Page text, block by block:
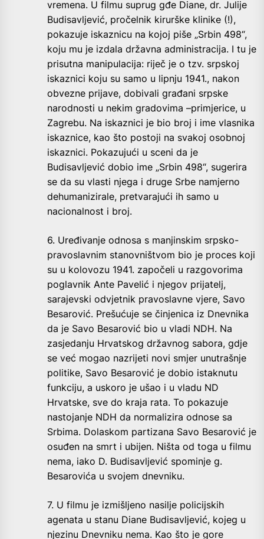
vremena. U filmu suprug gđe Diane, dr. Julije
Budisavljević, pročelnik kirurške klinike (!),
pokazuje iskaznicu na kojoj piše „Srbin 498“,
koju mu je izdala državna administracija. I tu je
prisutna manipulacija: riječ je o tzv. srpskoj
iskaznici koju su samo u lipnju 1941., nakon
obvezne prijave, dobivali građani srpske
narodnosti u nekim gradovima –primjerice, u
Zagrebu. Na iskaznici je bio broj i ime vlasnika
iskaznice, kao što postoji na svakoj osobnoj
iskaznici. Pokazujući u sceni da je
Budisavljević dobio ime „Srbin 498“, sugerira
se da su vlasti njega i druge Srbe namjerno
dehumanizirale, pretvarajući ih samo u
nacionalnost i broj.
6. Uređivanje odnosa s manjinskim srpsko-
pravoslavnim stanovništvom bio je proces koji
su u kolovozu 1941. započeli u razgovorima
poglavnik Ante Pavelić i njegov prijatelj,
sarajevski odvjetnik pravoslavne vjere, Savo
Besarović. Prešućuje se činjenica iz Dnevnika
da je Savo Besarović bio u vladi NDH. Na
zasjedanju Hrvatskog državnog sabora, gdje
se već mogao nazrijeti novi smjer unutrašnje
politike, Savo Besarović je dobio istaknutu
funkciju, a uskoro je ušao i u vladu ND
Hrvatske, sve do kraja rata. To pokazuje
nastojanje NDH da normalizira odnose sa
Srbima. Dolaskom partizana Savo Besarović je
osuđen na smrt i ubijen. Ništa od toga u filmu
nema, iako D. Budisavljević spominje g.
Besarovića u svojem dnevniku.
7. U filmu je izmišljeno nasilje policijskih
agenata u stanu Diane Budisavljević, kojeg u
njezinu Dnevniku nema. Kao što je gore